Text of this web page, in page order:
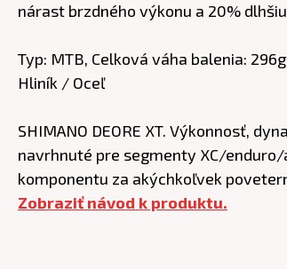
nárast brzdného výkonu a 20%
Typ: MTB, Celková váha balenia:
Hliník / Oceľ
SHIMANO DEORE XT. Výkonnosť,
navrhnuté pre segmenty XC/
komponentu za akýchkoľvek
Zobraziť návod k produktu.